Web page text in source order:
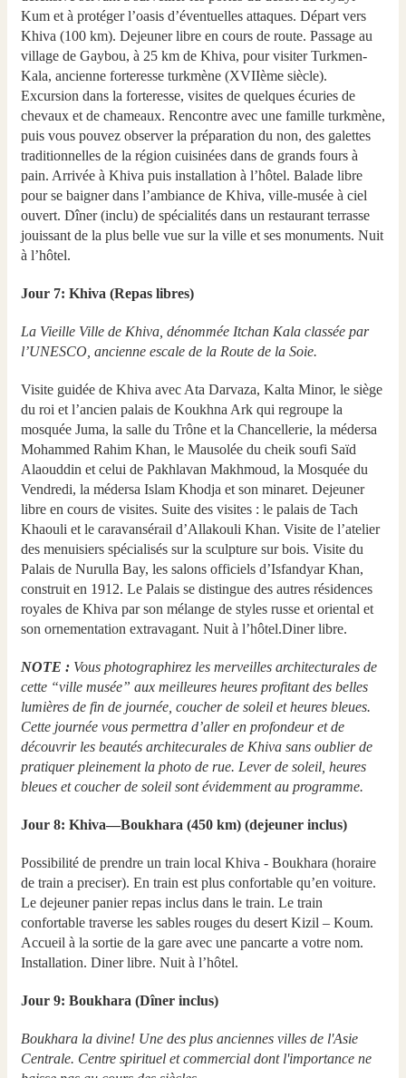
Kum et à protéger l’oasis d’éventuelles attaques. Départ vers
Khiva (100 km). Dejeuner libre en cours de route. Passage au
village de Gaybou, à 25 km de Khiva, pour visiter Turkmen-
Kala, ancienne forteresse turkmène (XVIIème siècle).
Excursion dans la forteresse, visites de quelques écuries de
chevaux et de chameaux. Rencontre avec une famille turkmène,
puis vous pouvez observer la préparation du non, des galettes
traditionnelles de la région cuisinées dans de grands fours à
pain. Arrivée à Khiva puis installation à l’hôtel. Balade libre
pour se baigner dans l’ambiance de Khiva, ville-musée à ciel
ouvert. Dîner (inclu) de spécialités dans un restaurant terrasse
jouissant de la plus belle vue sur la ville et ses monuments. Nuit
à l’hôtel.
Jour 7: Khiva (Repas libres)
La Vieille Ville de Khiva, dénommée Itchan Kala classée par
l’UNESCO, ancienne escale de la Route de la Soie.
Visite guidée de Khiva avec Ata Darvaza, Kalta Minor, le siège
du roi et l’ancien palais de Koukhna Ark qui regroupe la
mosquée Juma, la salle du Trône et la Chancellerie, la médersa
Mohammed Rahim Khan, le Mausolée du cheik soufi Saïd
Alaouddin et celui de Pakhlavan Makhmoud, la Mosquée du
Vendredi, la médersa Islam Khodja et son minaret. Dejeuner
libre en cours de visites. Suite des visites : le palais de Tach
Khaouli et le caravansérail d’Allakouli Khan. Visite de l’atelier
des menuisiers spécialisés sur la sculpture sur bois. Visite du
Palais de Nurulla Bay, les salons officiels d’Isfandyar Khan,
construit en 1912. Le Palais se distingue des autres résidences
royales de Khiva par son mélange de styles russe et oriental et
son ornementation extravagant. Nuit à l’hôtel.Diner libre.
NOTE : Vous photographirez les merveilles architecturales de
cette “ville musée” aux meilleures heures profitant des belles
lumières de fin de journée, coucher de soleil et heures bleues.
Cette journée vous permettra d’aller en profondeur et de
découvrir les beautés architecurales de Khiva sans oublier de
pratiquer pleinement la photo de rue. Lever de soleil, heures
bleues et coucher de soleil sont évidemment au programme.
Jour 8: Khiva—Boukhara (450 km) (dejeuner inclus)
Possibilité de prendre un train local Khiva - Boukhara (horaire
de train a preciser). En train est plus confortable qu’en voiture.
Le dejeuner panier repas inclus dans le train. Le train
confortable traverse les sables rouges du desert Kizil – Koum.
Accueil à la sortie de la gare avec une pancarte a votre nom.
Installation. Diner libre. Nuit à l’hôtel.
Jour 9: Boukhara (Dîner inclus)
Boukhara la divine! Une des plus anciennes villes de l'Asie
Centrale. Centre spirituel et commercial dont l'importance ne